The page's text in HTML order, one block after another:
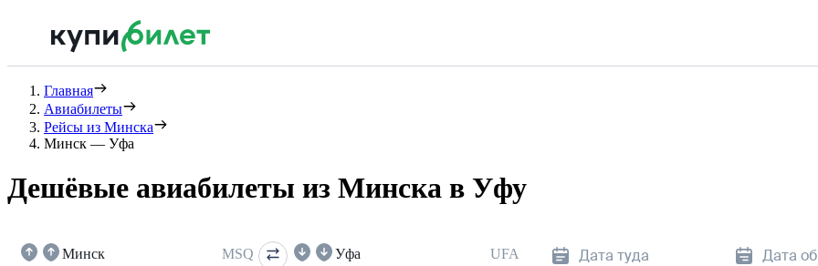
Главная
Авиабилеты
Рейсы из Минска
Минск — Уфа
Дешёвые авиабилеты из Минска в Уфу
Минск MSQ Уфа UFA Дата туда Дата